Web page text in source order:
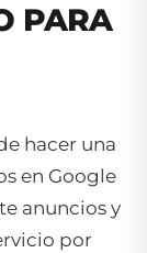
PARA
hacer una
en Google
anuncios y
por